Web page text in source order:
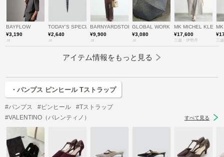
BAYFLOW
¥3,190
.st
TODAY'S SPECIAL
¥2,640
.st
BARNYARDSTORM
¥9,900
.st
GLOBAL WORK
¥3,080
.st
MK MICHEL KLEIN
¥17,600
三越・伊勢丹 三
アイテム情報をもっと見る
・パンプス ピンヒール Tストラップ
#パンプス #ピンヒール
#Tストラップ
#VALENTINO（バレンティノ）
すべて見る